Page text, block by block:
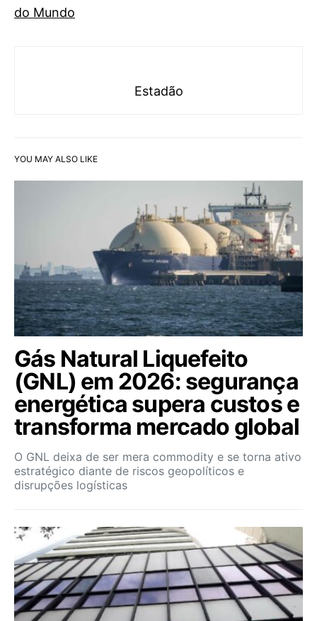
do Mundo
Estadão
YOU MAY ALSO LIKE
Gás Natural Liquefeito
(GNL) em 2026: segurança
energética supera custos e
transforma mercado global
O GNL deixa de ser mera commodity e se torna ativo
estratégico diante de riscos geopolíticos e
disrupções logísticas